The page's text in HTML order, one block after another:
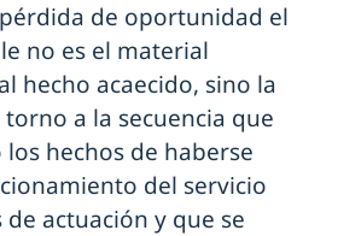
de oportunidad el
no es el material
hecho acaecido, sino la
a la secuencia que
hechos de haberse
del servicio
actuación y que se